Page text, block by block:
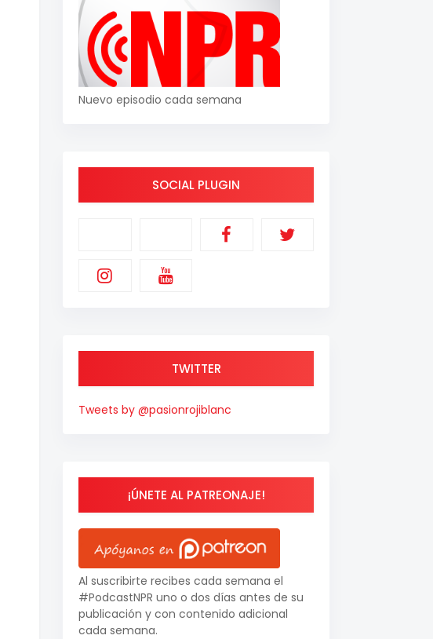
Nuevo episodio cada semana
SOCIAL PLUGIN
TWITTER
Tweets by @pasionrojiblanc
¡ÚNETE AL PATREONAJE!
Al suscribirte recibes cada semana el
#PodcastNPR uno o dos días antes de su
publicación y con contenido adicional
cada semana.